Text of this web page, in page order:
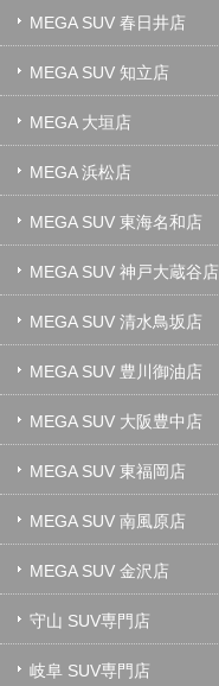
MEGA SUV 春日井店
MEGA SUV 知立店
MEGA 大垣店
MEGA 浜松店
MEGA SUV 東海名和店
MEGA SUV 神戸大蔵谷店
MEGA SUV 清水鳥坂店
MEGA SUV 豊川御油店
MEGA SUV 大阪豊中店
MEGA SUV 東福岡店
MEGA SUV 南風原店
MEGA SUV 金沢店
守山 SUV専門店
岐阜 SUV専門店